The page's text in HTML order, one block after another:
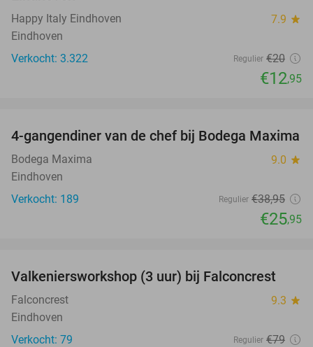
Happy Italy Eindhoven 7.9 star
Eindhoven
Verkocht: 3.322
Regulier €20
€12,95
33%
4-gangendiner van de chef bij Bodega Maxima
Bodega Maxima 9.0 star
Eindhoven
Verkocht: 189
Regulier €38,95
€25,95
62%
Valkeniersworkshop (3 uur) bij Falconcrest
Falconcrest 9.3 star
Eindhoven
Verkocht: 79
Regulier €79